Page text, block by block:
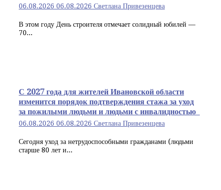
06.08.2026 06.08.2026 Светлана Привезенцева
В этом году День строителя отмечает солидный юбилей —
70...
С 2027 года для жителей Ивановской области
изменится порядок подтверждения стажа за уход
за пожилыми людьми и людьми с инвалидностью
06.08.2026 06.08.2026 Светлана Привезенцева
Сегодня уход за нетрудоспособными гражданами (людьми
старше 80 лет и...